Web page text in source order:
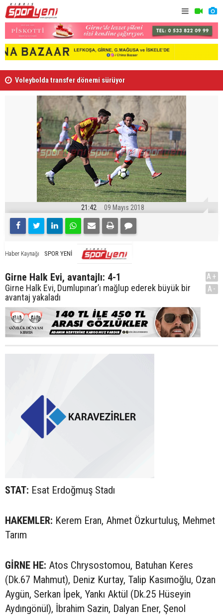
Voleybolda transfer dönemi sürüyor
21:42 09 Mayıs 2018
Haber Kaynağı SPOR YENİ
Girne Halk Evi, avantajlı: 4-1
Girne Halk Evi, Dumlupınar’ı mağlup ederek büyük bir
avantaj yakaladı
A+
A-
STAT: Esat Erdoğmuş Stadı
HAKEMLER: Kerem Eran, Ahmet Özkurtuluş, Mehmet
Tarım
GİRNE HE: Atos Chrysostomou, Batuhan Keres
(Dk.67 Mahmut), Deniz Kurtay, Talip Kasımoğlu, Ozan
Aygün, Serkan İpek, Yankı Aktül (Dk.25 Hüseyin
Aydıngönül), İbrahim Sazin, Dalyan Ener, Şenol